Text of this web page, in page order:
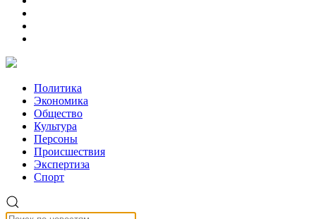
Политика
Экономика
Общество
Культура
Персоны
Происшествия
Экспертиза
Спорт